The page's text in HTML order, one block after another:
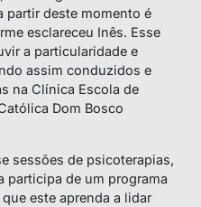
partir deste momento é
esclareceu Inês. Esse
a particularidade e
assim conduzidos e
na Clínica Escola de
Dom Bosco
sessões de psicoterapias,
participa de um programa
este aprenda a lidar